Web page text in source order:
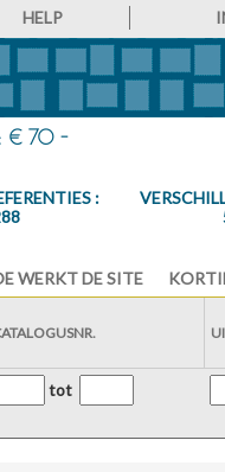
HELP
€ 70 -
:
WERKT DE SITE
tot